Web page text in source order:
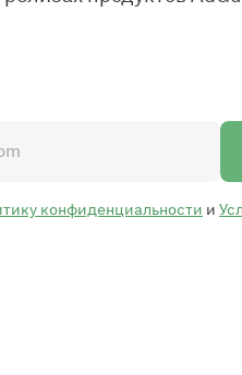
конфиденциальности и